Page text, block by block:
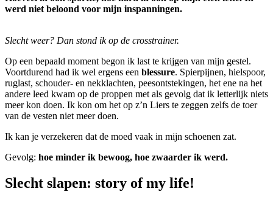
werd niet beloond voor mijn inspanningen.
Slecht weer? Dan stond ik op de crosstrainer.
Op een bepaald moment begon ik last te krijgen van mijn gestel.
Voortdurend had ik wel ergens een blessure. Spierpijnen, hielspoor,
ruglast, schouder- en nekklachten, peesontstekingen, het ene na het
andere leed kwam op de proppen met als gevolg dat ik letterlijk niets
meer kon doen. Ik kon om het op z’n Liers te zeggen zelfs de toer
van de vesten niet meer doen.
Ik kan je verzekeren dat de moed vaak in mijn schoenen zat.
Gevolg: hoe minder ik bewoog, hoe zwaarder ik werd.
Slecht slapen: story of my life!